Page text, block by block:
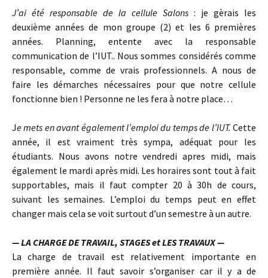
J’ai été responsable de la cellule Salons : je gèrais les
deuxième années de mon groupe (2) et les 6 premières
années. Planning, entente avec la responsable
communication de l’IUT.. Nous sommes considérés comme
responsable, comme de vrais professionnels. A nous de
faire les démarches nécessaires pour que notre cellule
fonctionne bien ! Personne ne les fera à notre place…
Je mets en avant également l’emploi du temps de l’IUT. Cette
année, il est vraiment très sympa, adéquat pour les
étudiants. Nous avons notre vendredi apres midi, mais
également le mardi après midi. Les horaires sont tout à fait
supportables, mais il faut compter 20 à 30h de cours,
suivant les semaines. L’emploi du temps peut en effet
changer mais cela se voit surtout d’un semestre à un autre.
— LA CHARGE DE TRAVAIL, STAGES et LES TRAVAUX —
La charge de travail est relativement importante en
première année. Il faut savoir s’organiser car il y a de